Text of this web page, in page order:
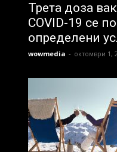
Трета доза
COVID-19 се
определени
wowmedia - октомври 1,